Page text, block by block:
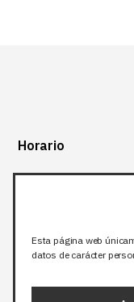
Esta página web
datos de carácter
Horario
Lunes-Viernes:
Cerrado